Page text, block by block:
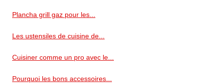
Plancha grill gaz pour les...
Les ustensiles de cuisine de...
Cuisiner comme un pro avec le...
Pourquoi les bons accessoires...